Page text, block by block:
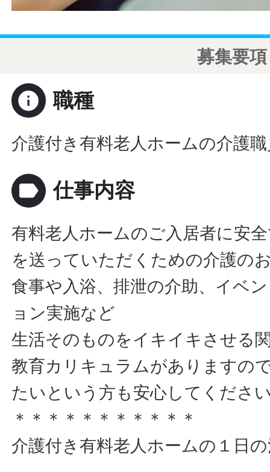
募集要項
info 職種
介護付き有料老人ホームの介護
label 仕事内容
有料老人ホームのご入居者に安
を送っていただくための介護の
食事や入浴、排泄の介助、イベ
ョン実施など
生活そのものをイキイキさせる
教育カリキュラムがありますの
たいという方も安心してくださ
＊＊＊＊＊＊＊＊＊＊＊
介護付き有料老人ホームの１日